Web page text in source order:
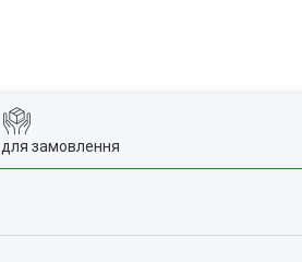
для замовлення